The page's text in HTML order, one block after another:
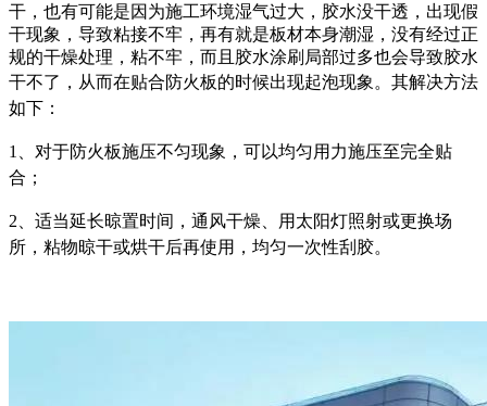
干，也有可能是因为施工环境湿气过大，胶水没干透，出现假
干现象，导致粘接不牢，再有就是板材本身潮湿，没有经过正
规的干燥处理，粘不牢，而且胶水涂刷局部过多也会导致胶水
干不了，从而在贴合防火板的时候出现起泡现象。 其解决方法
如下：
1、对于防火板施压不匀现象，可以均匀用力施压至完全贴
合；
2、适当延长晾置时间，通风干燥、用太阳灯照射或更换场
所，粘物晾干或烘干后再使用，均匀一次性刮胶。